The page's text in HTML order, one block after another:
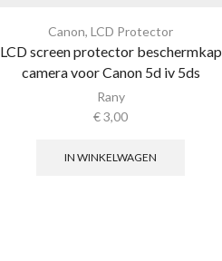
Canon, LCD Protector
LCD screen protector beschermkap
camera voor Canon 5d iv 5ds
Rany
€3,00
IN WINKELWAGEN